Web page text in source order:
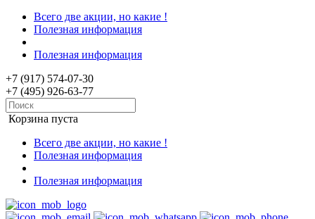
Всего две акции, но какие !
Полезная информация
Полезная информация
+7 (917) 574-07-30
+7 (495) 926-63-77
Корзина пуста
Всего две акции, но какие !
Полезная информация
Полезная информация